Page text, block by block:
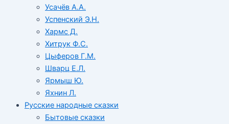
Усачёв А.А.
Успенский Э.Н.
Хармс Д.
Хитрук Ф.С.
Цыферов Г.М.
Шварц Е.Л.
Ярмыш Ю.
Яхнин Л.
Русские народные сказки
Бытовые сказки